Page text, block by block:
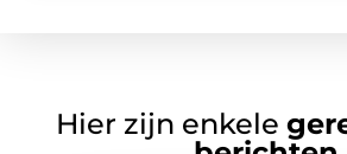
Hier zijn enkele